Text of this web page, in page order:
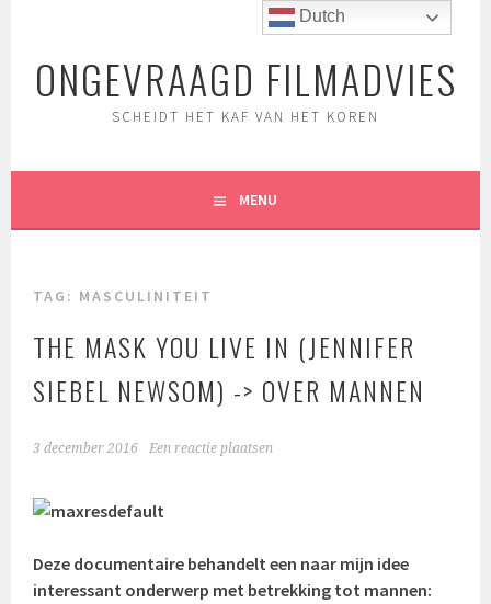
inhoudONGEVRAAGD FILMADVIES
SCHEIDT HET KAF VAN HET KOREN
MENU
TAG: MASCULINITEIT
THE MASK YOU LIVE IN (JENNIFER
SIEBEL NEWSOM) -> OVER MANNEN
3 december 2016 Een reactie plaatsen
Deze documentaire behandelt een naar mijn idee
interessant onderwerp met betrekking tot mannen:
Dutch